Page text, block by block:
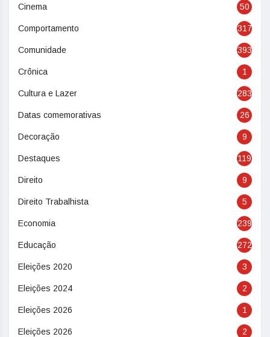
Cinema 50
Comportamento 317
Comunidade 393
Crônica 1
Cultura e Lazer 283
Datas comemorativas 26
Decoração 9
Destaques 119
Direito 9
Direito Trabalhista 5
Economia 239
Educação 272
Eleições 2020 3
Eleições 2024 2
Eleições 2026 1
Eleições 2026 2